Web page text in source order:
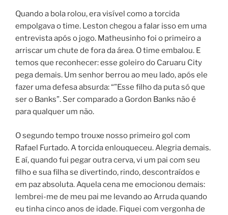
Quando a bola rolou, era visível como a torcida
empolgava o time. Leston chegou a falar isso em uma
entrevista após o jogo. Matheusinho foi o primeiro a
arriscar um chute de fora da área. O time embalou. E
temos que reconhecer: esse goleiro do Caruaru City
pega demais. Um senhor berrou ao meu lado, após ele
fazer uma defesa absurda: “”Esse filho da puta só que
ser o Banks”. Ser comparado a Gordon Banks não é
para qualquer um não.
O segundo tempo trouxe nosso primeiro gol com
Rafael Furtado. A torcida enlouqueceu. Alegria demais.
E aí, quando fui pegar outra cerva, vi um pai com seu
filho e sua filha se divertindo, rindo, descontraídos e
em paz absoluta. Aquela cena me emocionou demais:
lembrei-me de meu pai me levando ao Arruda quando
eu tinha cinco anos de idade. Fiquei com vergonha de